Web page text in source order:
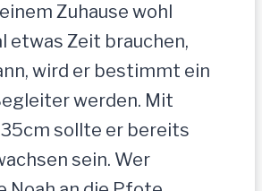
Zuhause wohl
etwas Zeit brauchen,
wird er bestimmt ein
werden. Mit
sollte er bereits
sein. Wer